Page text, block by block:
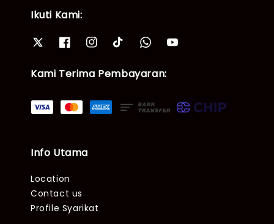
Ikuti Kami:
Kami Terima Pembayaran:
Info Utama
Location
Contact us
Profile Syarikat